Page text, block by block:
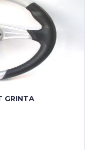
GRINTA